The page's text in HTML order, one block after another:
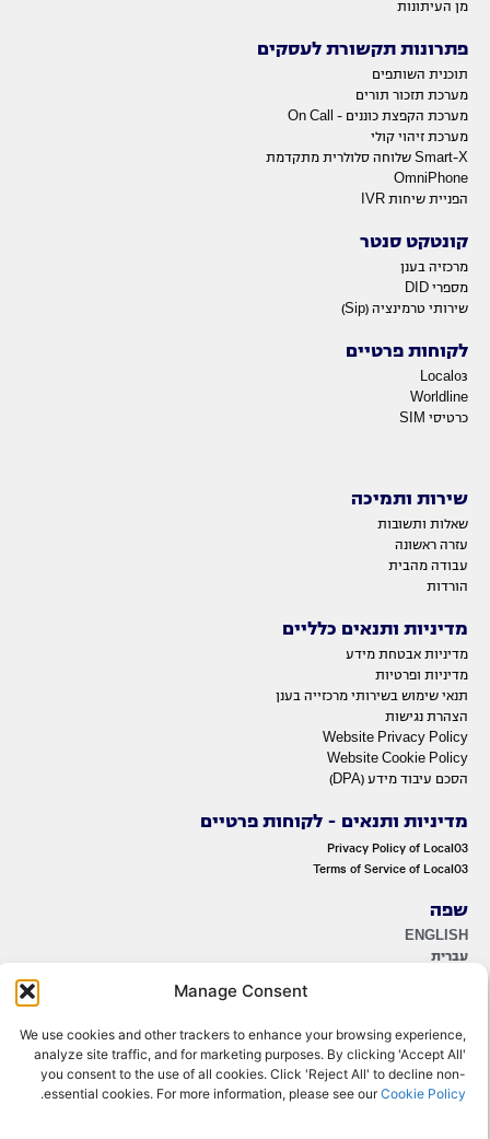
Manage Consent
We use cookies and other trackers to enhance your browsing experience,
analyze site traffic, and for marketing purposes. By clicking 'Accept All'
you consent to the use of all cookies. Click 'Reject All' to decline non-
essential cookies. For more information, please see ourCookie Policy
.
מן העיתונות
פתרונות תקשורת לעסקים
תוכנית השותפים
מערכת תזכור תורים
מערכת הקפצת כוננים - On Call
מערכת זיהוי קולי
Smart-X שלוחה סלולרית מתקדמת
OmniPhone
הפניית שיחות IVR
קונטקט סנטר
מרכזיה בענן
מספרי DID
שירותי טרמינציה (Sip)
לקוחות פרטיים
Local03
Worldline
כרטיסי SIM
שירות ותמיכה
שאלות ותשובות
עזרה ראשונה
עבודה מהבית
הורדות
מדיניות ותנאים כלליים
מדיניות אבטחת מידע
מדיניות ופרטיות
תנאי שימוש בשירותי מרכזייה בענן
הצהרת נגישות
Website Privacy Policy
Website Cookie Policy
הסכם עיבוד מידע (DPA)
מדיניות ותנאים - לקוחות פרטיים
Privacy Policy of Local03
Terms of Service of Local03
שפה
ENGLISH
עברית